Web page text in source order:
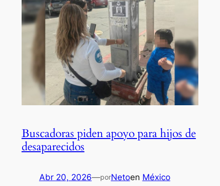
Buscadoras piden apoyo para hijos de
desaparecidos
Abr 20, 2026—porNetoen México